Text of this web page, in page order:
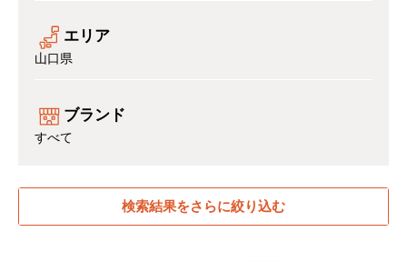
エリア
山口県
ブランド
すべて
検索結果をさらに絞り込む